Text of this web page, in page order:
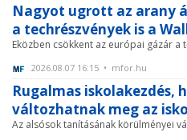
Nagyot ugrott az arany
a techrészvények is a
Eközben csökkent az európai gázár a
2026.08.07 16:15 • mfor.hu
Rugalmas iskolakezdés,
változhatnak meg az
Az alsósok tanításának körülményei